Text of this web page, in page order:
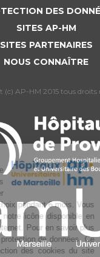
DES
SITES AP-HM
SITES PARTENAIRES
NOUS CONNAÎTRE
(c) AP-HM 2015 tous droits
de Marseille
le dépôt est soumis
afin de mesurer
conservons votre choix
à tout moment via notre
les pages du site internet.
notre Politique de
à évoluer en fonction